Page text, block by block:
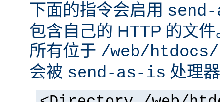
下面的指令会启用
包含自己的 HTTP 的文
所有位于 /web/
会被 send-as-is 处理